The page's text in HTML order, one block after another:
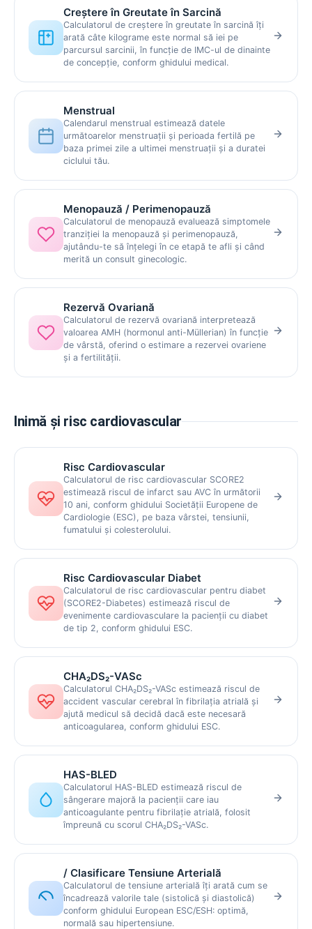
Creștere în Greutate în Sarcină
Calculatorul de creștere în greutate în sarcină îți
arată câte kilograme este normal să iei pe
parcursul sarcinii, în funcție de IMC-ul de dinainte
de concepție, conform ghidului medical.
Menstrual
Calendarul menstrual estimează datele
următoarelor menstruații și perioada fertilă pe
baza primei zile a ultimei menstruații și a duratei
ciclului tău.
Menopauză / Perimenopauză
Calculatorul de menopauză evaluează simptomele
tranziției la menopauză și perimenopauză,
ajutându-te să înțelegi în ce etapă te afli și când
merită un consult ginecologic.
Rezervă Ovariană
Calculatorul de rezervă ovariană interpretează
valoarea AMH (hormonul anti-Müllerian) în funcție
de vârstă, oferind o estimare a rezervei ovariene
și a fertilității.
Inimă și risc cardiovascular
Risc Cardiovascular
Calculatorul de risc cardiovascular SCORE2
estimează riscul de infarct sau AVC în următorii
10 ani, conform ghidului Societății Europene de
Cardiologie (ESC), pe baza vârstei, tensiunii,
fumatului și colesterolului.
Risc Cardiovascular Diabet
Calculatorul de risc cardiovascular pentru diabet
(SCORE2-Diabetes) estimează riscul de
evenimente cardiovasculare la pacienții cu diabet
de tip 2, conform ghidului ESC.
CHA₂DS₂-VASc
Calculatorul CHA₂DS₂-VASc estimează riscul de
accident vascular cerebral în fibrilația atrială și
ajută medicul să decidă dacă este necesară
anticoagularea, conform ghidului ESC.
HAS-BLED
Calculatorul HAS-BLED estimează riscul de
sângerare majoră la pacienții care iau
anticoagulante pentru fibrilație atrială, folosit
împreună cu scorul CHA₂DS₂-VASc.
/ Clasificare Tensiune Arterială
Calculatorul de tensiune arterială îți arată cum se
încadrează valorile tale (sistolică și diastolică)
conform ghidului European ESC/ESH: optimă,
normală sau hipertensiune.